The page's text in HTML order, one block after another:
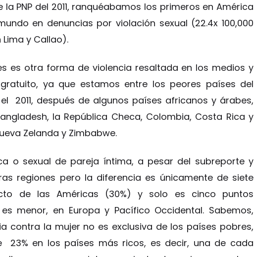
PNP del 2011, ranquéabamos los primeros en América
en denuncias por violación sexual (22.4x 100,000
y Callao).
es otra forma de violencia resaltada en los medios y
ya que estamos entre los peores países del
2011, después de algunos países africanos y árabes,
la República Checa, Colombia, Costa Rica y
Zelanda y Zimbabwe.
o sexual de pareja íntima, a pesar del subreporte y
regiones pero la diferencia es únicamente de siete
de las Américas (30%) y solo es cinco puntos
menor, en Europa y Pacífico Occidental. Sabemos,
contra la mujer no es exclusiva de los países pobres,
23% en los países más ricos, es decir, una de cada